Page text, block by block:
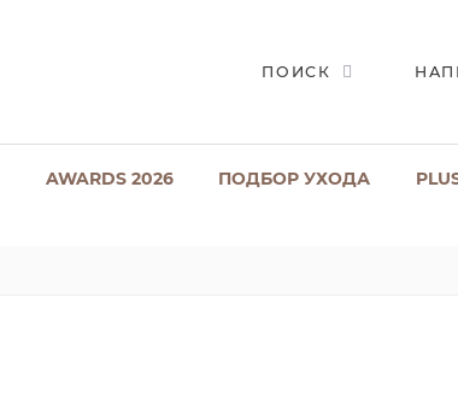
ПОИСК
AWARDS 2026 ПОДБОР УХОДА